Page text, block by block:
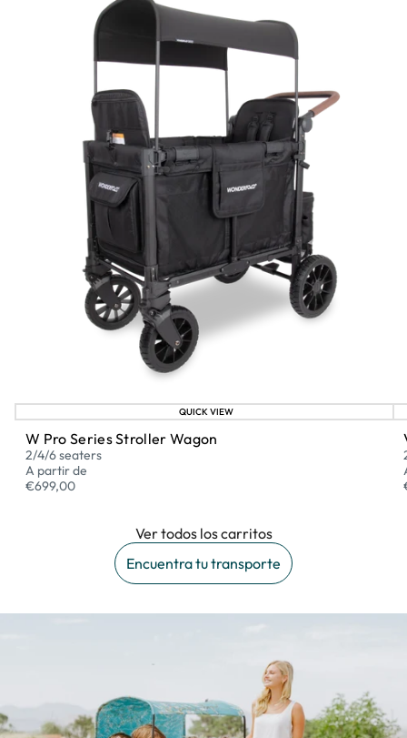
QUICK VIEW
W Pro Series Stroller Wagon
2/4/6 seaters
A partir de
€699,00
Ver todos los carritos
Encuentra tu transporte